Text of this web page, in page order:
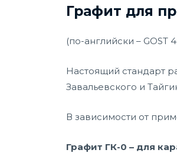
Графит для
(по-английски –
Настоящий стандарт
Завальевского и
В зависимости от
Графит ГК-0 – для